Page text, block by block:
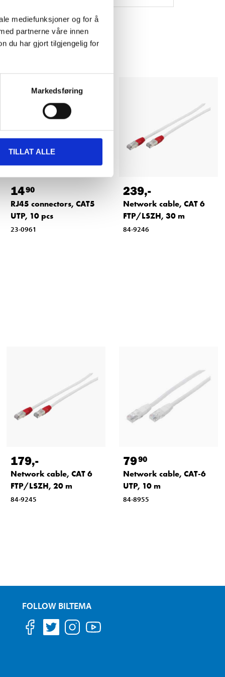
mediefunksjoner og for å
partnerne våre innen
du har gjort tilgjengelig for
Markedsføring
TILLAT ALLE
1490
RJ45 connectors, CAT5
UTP, 10 pcs
23-0961
239,-
Network cable, CAT 6
FTP/LSZH, 30 m
84-9246
179,-
Network cable, CAT 6
FTP/LSZH, 20 m
84-9245
7990
Network cable, CAT-6
UTP, 10 m
84-8955
FOLLOW BILTEMA